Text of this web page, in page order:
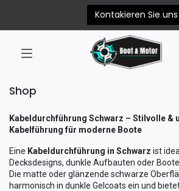
Kontakieren Sie uns
Shop
Kabeldurchführung Schwarz – Stilvolle &
Kabelführung für moderne Boote
Eine Kabeldurchführung in Schwarz ist
Decksdesigns, dunkle Aufbauten oder
Die matte oder glänzende schwarze
harmonisch in dunkle Gelcoats ein und